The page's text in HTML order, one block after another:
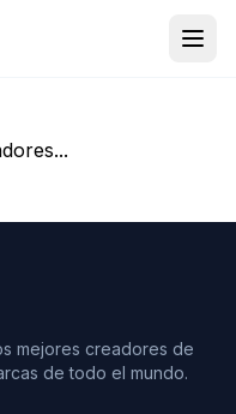
mejores creadores de
de todo el mundo.